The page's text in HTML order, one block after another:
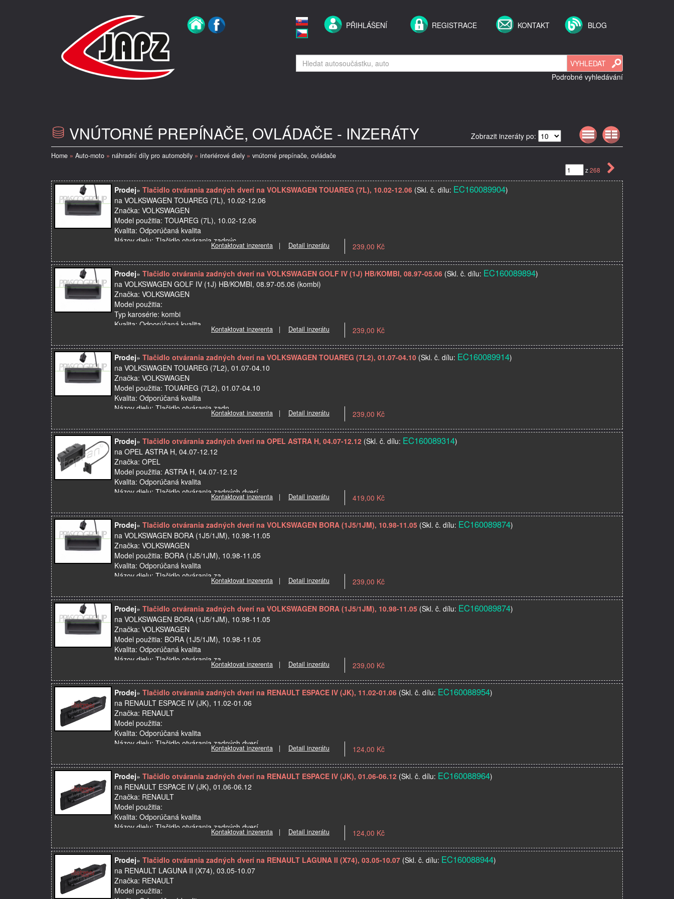
PŘIHLÁŠENÍ REGISTRACE KONTAKT BLOG
Podrobné vyhledávání
VNÚTORNÉ PREPÍNAČE, OVLÁDAČE - INZERÁTY Zobrazit inzeráty po:
Home » Auto-moto » náhradní díly pro automobily » interiérové diely » vnútorné prepínače, ovládače
z268
Prodej» Tlačidlo otvárania zadných dverí na VOLKSWAGEN TOUAREG (7L), 10.02-12.06 (Skl. č. dílu: EC160089904)
na VOLKSWAGEN TOUAREG (7L), 10.02-12.06
Značka: VOLKSWAGEN
Model použitia: TOUAREG (7L), 10.02-12.06
Kvalita: Odporúčaná kvalita
Názov dielu: Tlačidlo otvárania zadnýc…Kontaktovat inzerenta | Detail inzerátu 239,00 Kč
Prodej» Tlačidlo otvárania zadných dverí na VOLKSWAGEN GOLF IV (1J) HB/KOMBI, 08.97-05.06 (Skl. č. dílu: EC160089894)
na VOLKSWAGEN GOLF IV (1J) HB/KOMBI, 08.97-05.06 (kombi)
Značka: VOLKSWAGEN
Model použitia:
Typ karosérie: kombi
Kvalita: Odporúčaná kvalita
Kontaktovat inzerenta | Detail inzerátu 239,00 Kč
Prodej» Tlačidlo otvárania zadných dverí na VOLKSWAGEN TOUAREG (7L2), 01.07-04.10 (Skl. č. dílu: EC160089914)
na VOLKSWAGEN TOUAREG (7L2), 01.07-04.10
Značka: VOLKSWAGEN
Model použitia: TOUAREG (7L2), 01.07-04.10
Kvalita: Odporúčaná kvalita
Názov dielu: Tlačidlo otvárania zadn…Kontaktovat inzerenta | Detail inzerátu 239,00 Kč
Prodej» Tlačidlo otvárania zadných dverí na OPEL ASTRA H, 04.07-12.12 (Skl. č. dílu: EC160089314)
na OPEL ASTRA H, 04.07-12.12
Značka: OPEL
Model použitia: ASTRA H, 04.07-12.12
Kvalita: Odporúčaná kvalita
Názov dielu: Tlačidlo otvárania zadných dverí
Kontaktovat inzerenta | Detail inzerátu 419,00 Kč
Prodej» Tlačidlo otvárania zadných dverí na VOLKSWAGEN BORA (1J5/1JM), 10.98-11.05 (Skl. č. dílu: EC160089874)
na VOLKSWAGEN BORA (1J5/1JM), 10.98-11.05
Značka: VOLKSWAGEN
Model použitia: BORA (1J5/1JM), 10.98-11.05
Kvalita: Odporúčaná kvalita
Názov dielu: Tlačidlo otvárania za…Kontaktovat inzerenta | Detail inzerátu 239,00 Kč
Prodej» Tlačidlo otvárania zadných dverí na VOLKSWAGEN BORA (1J5/1JM), 10.98-11.05 (Skl. č. dílu: EC160089874)
na VOLKSWAGEN BORA (1J5/1JM), 10.98-11.05
Značka: VOLKSWAGEN
Model použitia: BORA (1J5/1JM), 10.98-11.05
Kvalita: Odporúčaná kvalita
Názov dielu: Tlačidlo otvárania za…Kontaktovat inzerenta | Detail inzerátu 239,00 Kč
Prodej» Tlačidlo otvárania zadných dverí na RENAULT ESPACE IV (JK), 11.02-01.06 (Skl. č. dílu: EC160088954)
na RENAULT ESPACE IV (JK), 11.02-01.06
Značka: RENAULT
Model použitia:
Kvalita: Odporúčaná kvalita
Názov dielu: Tlačidlo otvárania zadných dverí
…
Kontaktovat inzerenta | Detail inzerátu 124,00 Kč
Prodej» Tlačidlo otvárania zadných dverí na RENAULT ESPACE IV (JK), 01.06-06.12 (Skl. č. dílu: EC160088964)
na RENAULT ESPACE IV (JK), 01.06-06.12
Značka: RENAULT
Model použitia:
Kvalita: Odporúčaná kvalita
Názov dielu: Tlačidlo otvárania zadných dverí
…
Kontaktovat inzerenta | Detail inzerátu 124,00 Kč
Prodej» Tlačidlo otvárania zadných dverí na RENAULT LAGUNA II (X74), 03.05-10.07 (Skl. č. dílu: EC160088944)
na RENAULT LAGUNA II (X74), 03.05-10.07
Značka: RENAULT
Model použitia: